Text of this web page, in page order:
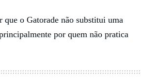
o Gatorade não substitui uma
por quem não pratica